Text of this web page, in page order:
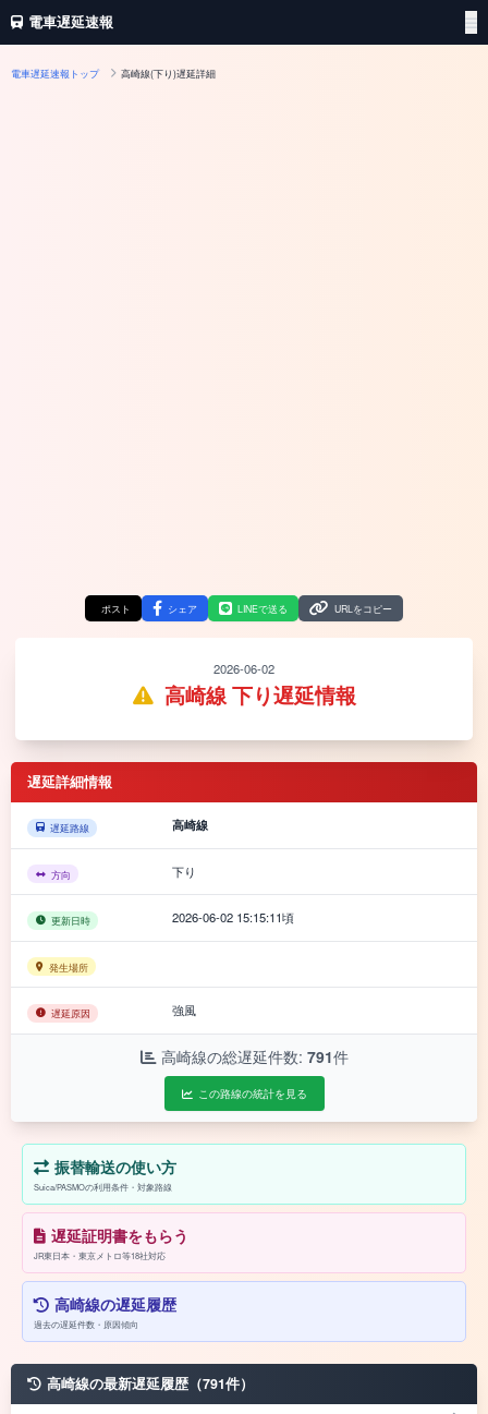
電車遅延速報
電車遅延速報トップ 高崎線(下り)遅延詳細
ポスト シェア LINEで送る URLをコピー
2026-06-02
高崎線 下り遅延情報
遅延詳細情報
遅延路線 高崎線
方向 下り
更新日時 2026-06-02 15:15:11頃
発生場所
遅延原因 強風
高崎線の総遅延件数: 791件
この路線の統計を見る
振替輸送の使い方
Suica/PASMOの利用条件・対象路線
遅延証明書をもらう
JR東日本・東京メトロ等18社対応
高崎線の遅延履歴
過去の遅延件数・原因傾向
高崎線の最新遅延履歴（791件）